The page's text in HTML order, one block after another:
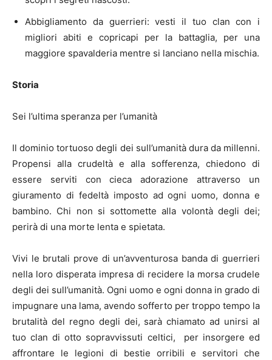
Abbigliamento da guerrieri: vesti il ​​tuo clan con i
migliori abiti e copricapi per la battaglia, per una
maggiore spavalderia mentre si lanciano nella mischia.
Storia
Sei l’ultima speranza per l’umanità
Il dominio tortuoso degli dei sull’umanità dura da millenni.
Propensi alla crudeltà e alla sofferenza, chiedono di
essere serviti con cieca adorazione attraverso un
giuramento di fedeltà imposto ad ogni uomo, donna e
bambino. Chi non si sottomette alla volontà degli dei;
perirà di una morte lenta e spietata.
Vivi le brutali prove di un’avventurosa banda di guerrieri
nella loro disperata impresa di recidere la morsa crudele
degli dei sull’umanità. Ogni uomo e ogni donna in grado di
impugnare una lama, avendo sofferto per troppo tempo la
brutalità del regno degli dei, sarà chiamato ad unirsi al
tuo clan di otto sopravvissuti celtici, per insorgere ed
affrontare le legioni di bestie orribili e servitori che